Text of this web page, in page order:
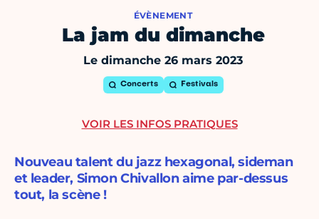
ÉVÈNEMENT
La jam du dimanche
Le dimanche 26 mars 2023
Concerts Festivals
Nouveau talent du jazz hexagonal, sideman
et leader, Simon Chivallon aime par-dessus
tout, la scène !
VOIR LES INFOS PRATIQUES